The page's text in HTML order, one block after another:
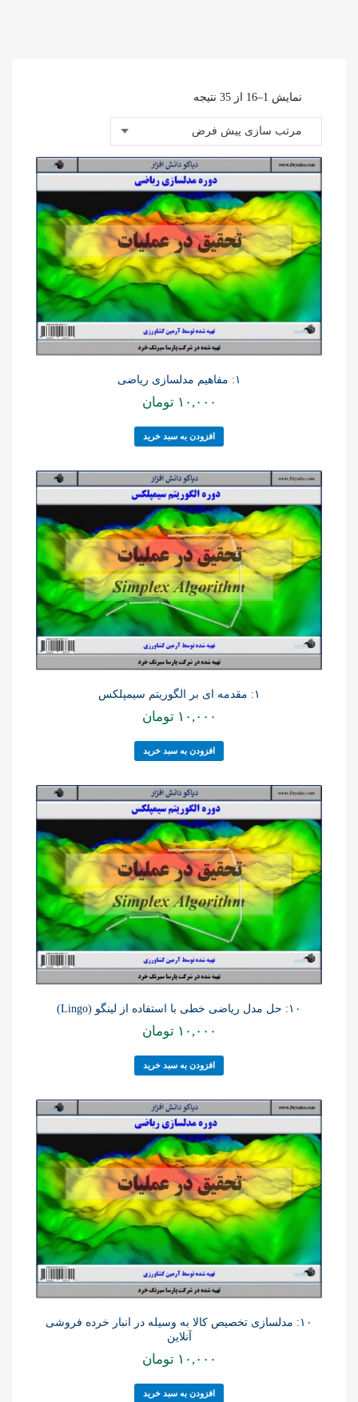
نمایش 1–16 از 35 نتیجه
۱: مفاهیم مدلسازی ریاضی
۱۰,۰۰۰ تومان
افزودن به سبد خرید
۱: مقدمه ای بر الگوریتم سیمپلکس
۱۰,۰۰۰ تومان
افزودن به سبد خرید
۱۰: حل مدل ریاضی خطی با استفاده از لینگو (Lingo)
۱۰,۰۰۰ تومان
افزودن به سبد خرید
۱۰: مدلسازی تخصیص کالا به وسیله در انبار خرده فروشی
آنلاین
۱۰,۰۰۰ تومان
افزودن به سبد خرید